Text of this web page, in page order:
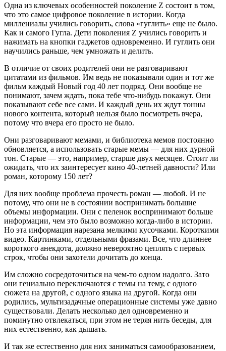
Одна из ключевых особенностей поколение Z состоит в том,
что это самое цифровое поколение в истории. Когда
миллениалы учились говорить, слова «гуглить» еще не было.
Как и самого Гугла. Дети поколения Z учились говорить и
нажимать на кнопки гаджетов одновременно. И гуглить они
научились раньше, чем умножать и делить.
В отличие от своих родителей они не разговаривают
цитатами из фильмов. Им ведь не показывали один и тот же
фильм каждый Новый год 40 лет подряд. Они вообще не
понимают, зачем ждать, пока тебе что-нибудь покажут. Они
показывают себе все сами. И каждый день их ждут тонны
нового контента, который нельзя было посмотреть вчера,
потому что вчера его просто не было.
Они разговаривают мемами, и библиотека мемов постоянно
обновляется, а использовать старые мемы — для них дурной
тон. Старые — это, например, старше двух месяцев. Стоит ли
ожидать, что их заинтересует кино 40-летней давности? Или
роман, которому 150 лет?
Для них вообще проблема прочесть роман — любой. И не
потому, что они не в состоянии воспринимать большие
объемы информации. Они с пеленок воспринимают больше
информации, чем это было возможно когда-либо в истории.
Но эта информация нарезана мелкими кусочками. Короткими
видео. Картинками, отдельными фразами. Все, что длиннее
короткого анекдота, должно невероятно цеплять с первых
строк, чтобы они захотели дочитать до конца.
Им сложно сосредоточиться на чем-то одном надолго. Зато
они гениально переключаются с темы на тему, с одного
сюжета на другой, с одного языка на другой. Когда они
родились, мультизадачные операционные системы уже давно
существовали. Делать несколько дел одновременно и
поминутно отвлекаться, при этом не теряя нить беседы, для
них естественно, как дышать.
И так же естественно для них заниматься самообразованием,